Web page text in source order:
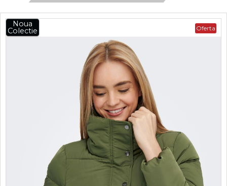
BARBATI
INCALTAMINTE DAMA
Oferta
Noua
Colectie